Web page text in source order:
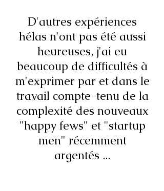
D'autres expériences
hélas n'ont pas été aussi
heureuses, j'ai eu
beaucoup de difficultés à
m'exprimer par et dans le
travail compte-tenu de la
complexité des nouveaux
"happy fews" et "startup
men" récemment
argentés ...